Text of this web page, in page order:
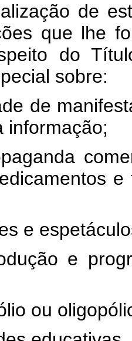
de
que lhe
do
sobre:
informação;
e
oligopólio